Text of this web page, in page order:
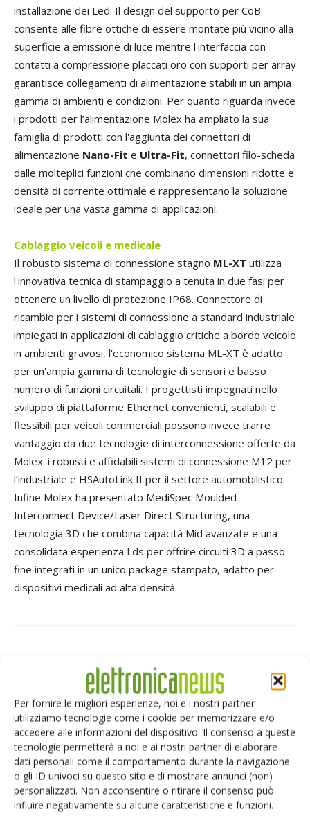
Per fornire le migliori esperienze, noi e i nostri partner
utilizziamo tecnologie come i cookie per memorizzare e/o
accedere alle informazioni del dispositivo. Il consenso a queste
tecnologie permetterà a noi e ai nostri partner di elaborare
dati personali come il comportamento durante la navigazione
o gli ID univoci su questo sito e di mostrare annunci (non)
personalizzati. Non acconsentire o ritirare il consenso può
influire negativamente su alcune caratteristiche e funzioni.
installazione dei Led. Il design del supporto per CoB
consente alle fibre ottiche di essere montate più vicino alla
superficie a emissione di luce mentre l'interfaccia con
contatti a compressione placcati oro con supporti per array
garantisce collegamenti di alimentazione stabili in un'ampia
gamma di ambienti e condizioni. Per quanto riguarda invece
i prodotti per l’alimentazione Molex ha ampliato la sua
famiglia di prodotti con l'aggiunta dei connettori di
alimentazione Nano-Fit e Ultra-Fit, connettori filo-scheda
dalle molteplici funzioni che combinano dimensioni ridotte e
densità di corrente ottimale e rappresentano la soluzione
ideale per una vasta gamma di applicazioni.
Cablaggio veicoli e medicale
Il robusto sistema di connessione stagno ML-XT utilizza
l'innovativa tecnica di stampaggio a tenuta in due fasi per
ottenere un livello di protezione IP68. Connettore di
ricambio per i sistemi di connessione a standard industriale
impiegati in applicazioni di cablaggio critiche a bordo veicolo
in ambienti gravosi, l'economico sistema ML-XT è adatto
per un'ampia gamma di tecnologie di sensori e basso
numero di funzioni circuitali. I progettisti impegnati nello
sviluppo di piattaforme Ethernet convenienti, scalabili e
flessibili per veicoli commerciali possono invece trarre
vantaggio da due tecnologie di interconnessione offerte da
Molex: i robusti e affidabili sistemi di connessione M12 per
l’industriale e HSAutoLink II per il settore automobilistico.
Infine Molex ha presentato MediSpec Moulded
Interconnect Device/Laser Direct Structuring, una
tecnologia 3D che combina capacità Mid avanzate e una
consolidata esperienza Lds per offrire circuiti 3D a passo
fine integrati in un unico package stampato, adatto per
dispositivi medicali ad alta densità.
Facebook Twitter
ARTICOLI CORRELATI ALTRO DALL'AUTORE
HDD, la sfida è aumentare la
capacità senza cambiare formato